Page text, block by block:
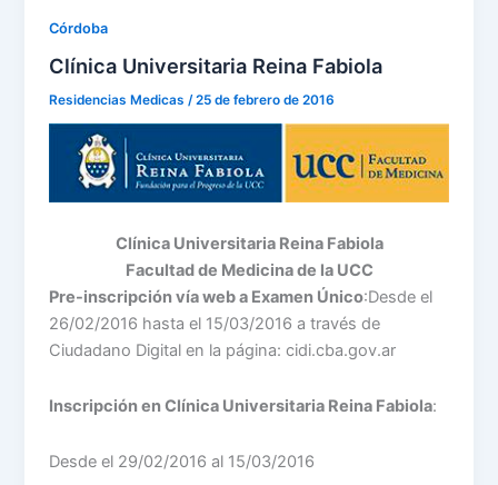
Córdoba
Clínica Universitaria Reina Fabiola
Residencias Medicas/25 de febrero de 2016
Clínica Universitaria Reina Fabiola
Facultad de Medicina de la UCC
Pre-inscripción vía web a Examen Único:Desde el
26/02/2016 hasta el 15/03/2016 a través de
Ciudadano Digital en la página: cidi.cba.gov.ar
Inscripción en Clínica Universitaria Reina Fabiola:
Desde el 29/02/2016 al 15/03/2016